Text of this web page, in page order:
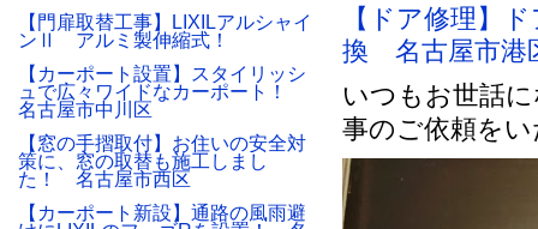
【ドア修理】
換 名古屋市港
いつもお世話
事のご依頼を
【門扉取替工事】LIXILアルシャイ
ンⅡ アルミ製伸縮式！
【カーポート設置】スタイリッシ
ュで広々ワイドなカーポート！
名古屋市中川区
【窓の手摺取付】お住いの安全対
策に、窓の取替も施工しまし
た！ 名古屋市西区
【カーポート新設】通路の風雨避